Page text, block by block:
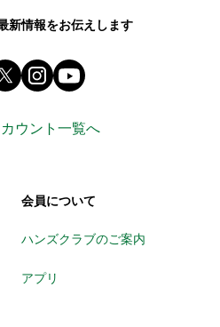
新情報をお伝えします
ハンズ公式ファンページ
X(旧 twitter) @Hands_official_
instagram
ウント一覧へ
会員について
ハンズクラブのご案内
アプリ